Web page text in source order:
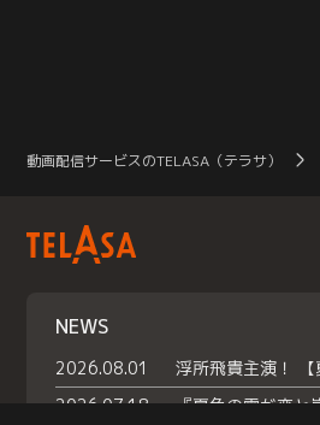
動画配信サービスのTELASA（テラサ）
NEWS
2026.08.01
2026.07.18